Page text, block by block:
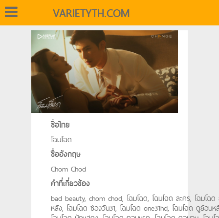
VARIETYTH.COM
ชื่อไทย
โฉมโฉด
ชื่ออังกฤษ
Chom Chod
คำที่เกี่ยวข้อง
bad beauty, chom chod, โฉมโฉด, โฉมโฉด ละคร, โฉมโฉ
หลัง, โฉมโฉด ช่องวัน31, โฉมโฉด one31hd, โฉมโฉด ดูย้อนห